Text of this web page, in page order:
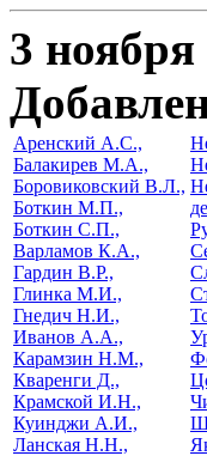
3 ноября
Аренский А.С.,
Балакирев М.А.,
Боровиковский В.Л.,
Боткин М.П.,
Боткин С.П.,
Варламов К.А.,
Гардин В.Р.,
Глинка М.И.,
Гнедич Н.И.,
Иванов А.А.,
Карамзин Н.М.,
Кваренги Д.,
Крамской И.Н.,
Куинджи А.И.,
Ланская Н.Н.,